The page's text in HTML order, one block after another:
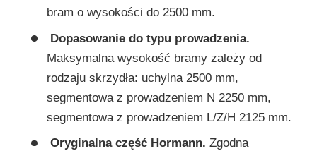
bram o wysokości do 2500 mm.
Dopasowanie do typu prowadzenia.
Maksymalna wysokość bramy zależy od
rodzaju skrzydła: uchylna 2500 mm,
segmentowa z prowadzeniem N 2250 mm,
segmentowa z prowadzeniem L/Z/H 2125 mm.
Oryginalna część Hormann. Zgodna